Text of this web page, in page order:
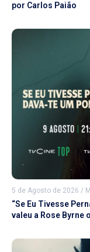
por Carlos Paião
5 de Agosto de 2026 /
“Se Eu Tivesse
valeu a Rose Byrne